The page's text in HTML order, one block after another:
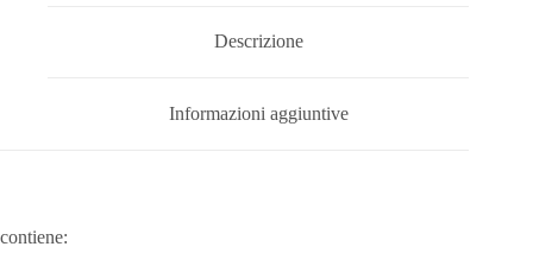
Descrizione
Informazioni aggiuntive
contiene: